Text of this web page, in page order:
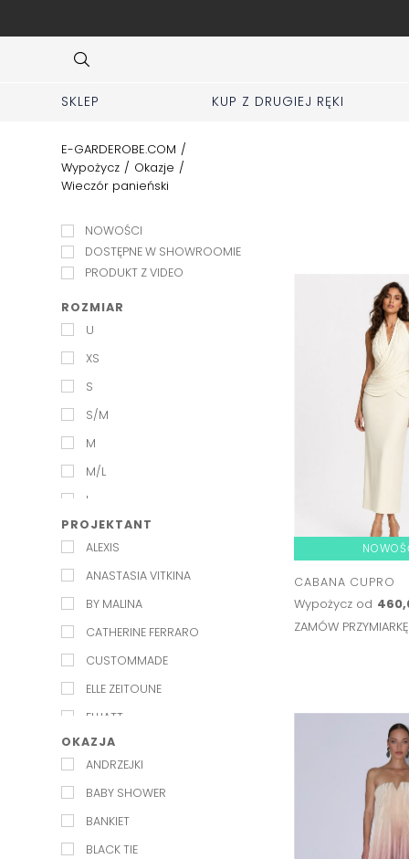
SKLEP KUP Z DRUGIEJ RĘKI
E-GARDEROBE.COM /
Wypożycz / Okazje /
Wieczór panieński
NOWOŚCI
DOSTĘPNE W SHOWROOMIE
PRODUKT Z VIDEO
ROZMIAR
U
XS
S
S/M
M
M/L
L
XL
PROJEKTANT
ALEXIS
ANASTASIA VITKINA
BY MALINA
CATHERINE FERRARO
CUSTOMMADE
ELLE ZEITOUNE
ELLIATT
EXQUISE
KAROLINA NAJI
KELLY&KATIE
L'IDEE
OKAZJA
ANDRZEJKI
BABY SHOWER
BANKIET
BLACK TIE
CABANA CUPRO
Wypożycz od
ZAMÓW PRZYMIARKĘ